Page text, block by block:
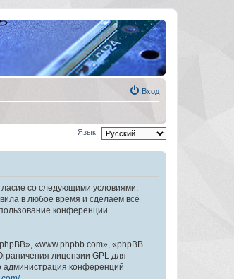
Вход
Язык:
со следующими условиями.
в любое время и сделаем всё
конференции
«www.phpbb.com», «phpBB
лицензии GPL для
администрация конференций